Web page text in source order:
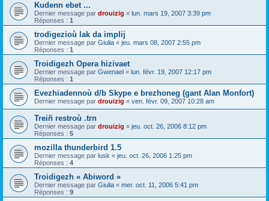
Kudenn ebet ...
Dernier message par drouizig « lun. mars 19, 2007 3:39 pm
Réponses : 1
trodigezioù lak da implij
Dernier message par Giulia « jeu. mars 08, 2007 2:55 pm
Réponses : 1
Troidigezh Opera hizivaet
Dernier message par Gwenael « lun. févr. 19, 2007 12:17 pm
Réponses : 1
Evezhiadennoù d/b Skype e brezhoneg (gant Alan Monfort)
Dernier message par drouizig « ven. févr. 09, 2007 10:28 am
Treiñ restroù .trn
Dernier message par drouizig « jeu. oct. 26, 2006 8:12 pm
Réponses : 5
mozilla thunderbird 1.5
Dernier message par lusk « jeu. oct. 26, 2006 1:25 pm
Réponses : 4
Troidigezh « Abiword »
Dernier message par Giulia « mer. oct. 11, 2006 5:41 pm
Réponses : 9